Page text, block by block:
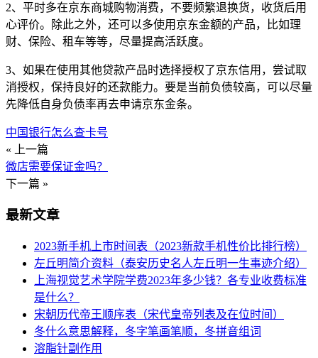
2、平时多在京东商城购物消费，不要频繁退换货，收货后用
心评价。除此之外，还可以多使用京东金额的产品，比如理
财、保险、租车等等，尽量提高活跃度。
3、如果在使用其他贷款产品时选择授权了京东信用，尝试取
消授权，保持良好的还款能力。要是当前负债较高，可以尽量
先降低自身负债率再去申请京东金条。
中国银行怎么查卡号
« 上一篇
微店需要保证金吗？
下一篇 »
最新文章
2023新手机上市时间表（2023新款手机性价比排行榜）
左丘明简介资料（泰安历史名人左丘明一生事迹介绍）
上海视觉艺术学院学费2023年多少钱？各专业收费标准
是什么？
宋朝历代帝王顺序表（宋代皇帝列表及在位时间）
冬什么意思解释，冬字笔画笔顺，冬拼音组词
溶脂针副作用